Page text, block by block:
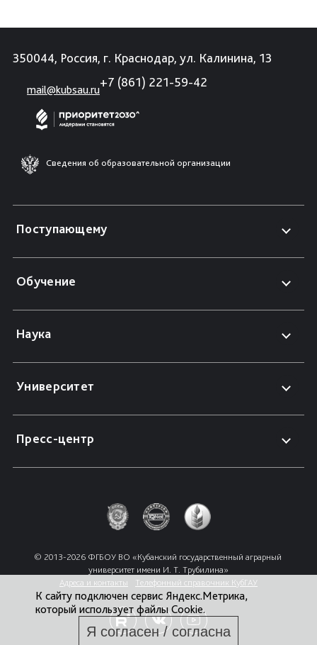
350044, Россия, г. Краснодар, ул. Калинина, 13
mail@kubsau.ru
+7 (861) 221-59-42
Сведения об образовательной организации
Поступающему
Обучение
Наука
Университет
Пресс-центр
© 2013-2026 ФГБОУ ВО «Кубанский государственный аграрный
университет имени И. Т. Трубилина»
Адреса и контакты
Телефонный справочник КубГАУ
К сайту подключен сервис Яндекс.Метрика,
который использует файлы Cookie.
Я согласен / согласна